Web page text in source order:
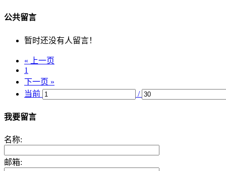
公共留言
暂时还没有人留言！
« 上一页
1
下一页 »
当前
/
我要留言
名称:
邮箱: